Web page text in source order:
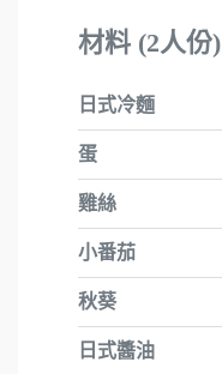
材料 (2人份)
日式冷麵
蛋
雞絲
小番茄
秋葵
日式醬油